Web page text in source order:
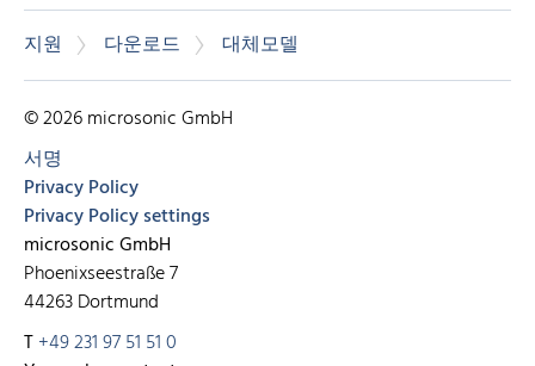
지원 다운로드 대체모델
© 2026 microsonic GmbH
서명
Privacy Policy
Privacy Policy settings
microsonic GmbH
Phoenixseestraße 7
44263 Dortmund
T+49 231 97 51 51 0